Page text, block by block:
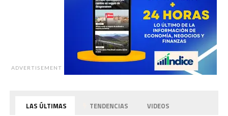
ADVERTISEMENT
LAS ÚLTIMAS TENDENCIAS VIDEOS